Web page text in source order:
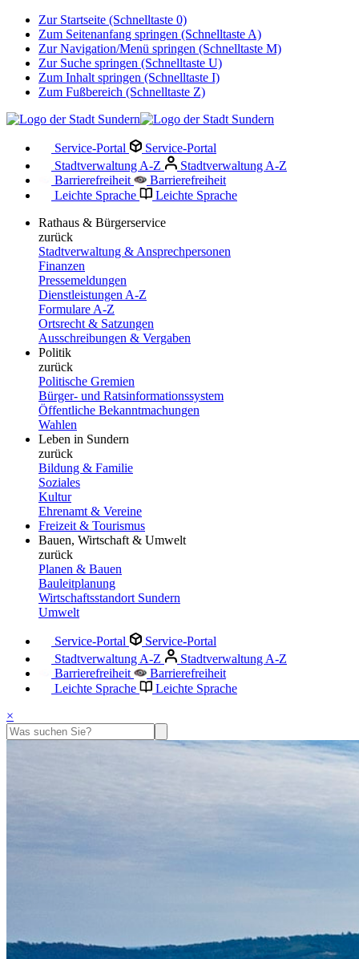
Zur Startseite (Schnelltaste 0)
Zum Seitenanfang springen (Schnelltaste A)
Zur Navigation/Menü springen (Schnelltaste M)
Zur Suche springen (Schnelltaste U)
Zum Inhalt springen (Schnelltaste I)
Zum Fußbereich (Schnelltaste Z)
Service-Portal
Service-Portal
Stadtverwaltung A-Z
Stadtverwaltung A-Z
Barrierefreiheit
Barrierefreiheit
Leichte Sprache
Leichte Sprache
Rathaus & Bürgerservice
zurück
Stadtverwaltung & Ansprechpersonen
Finanzen
Pressemeldungen
Dienstleistungen A-Z
Formulare A-Z
Ortsrecht & Satzungen
Ausschreibungen & Vergaben
Politik
zurück
Politische Gremien
Bürger- und Ratsinformationssystem
Öffentliche Bekanntmachungen
Wahlen
Leben in Sundern
zurück
Bildung & Familie
Soziales
Kultur
Ehrenamt & Vereine
Freizeit & Tourismus
Bauen, Wirtschaft & Umwelt
zurück
Planen & Bauen
Bauleitplanung
Wirtschaftsstandort Sundern
Umwelt
Service-Portal
Service-Portal
Stadtverwaltung A-Z
Stadtverwaltung A-Z
Barrierefreiheit
Barrierefreiheit
Leichte Sprache
Leichte Sprache
×